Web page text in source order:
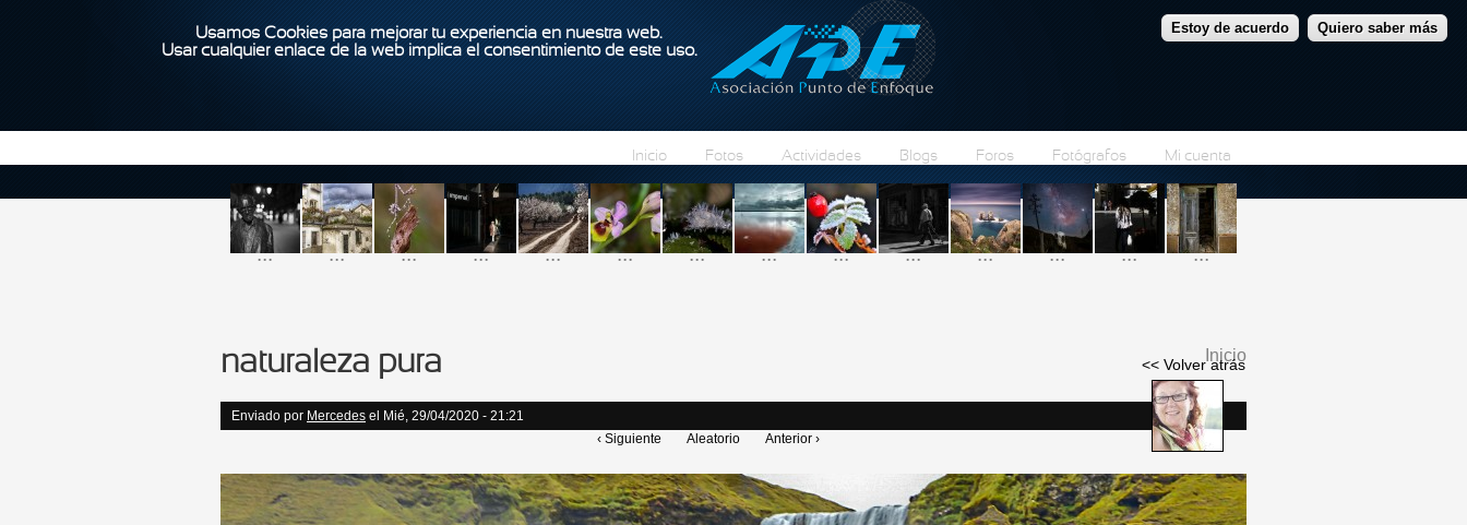
Usamos Cookies para mejorar tu experiencia en nuestra web.
Usar cualquier enlace de la web implica el consentimiento de este uso.
Estoy de acuerdo Quiero saber más
Pasar al contenido principal
Inicio Fotos Actividades Blogs Foros Fotógrafos Mi cuenta
... ... ... ... ... ... ... ... ... ... ... ... ... ...
Se encuentra usted
aquí
Inicio
naturaleza pura << Volver atrás
Enviado por Mercedes el Mié, 29/04/2020 - 21:21
‹ Siguiente
Aleatorio Anterior ›